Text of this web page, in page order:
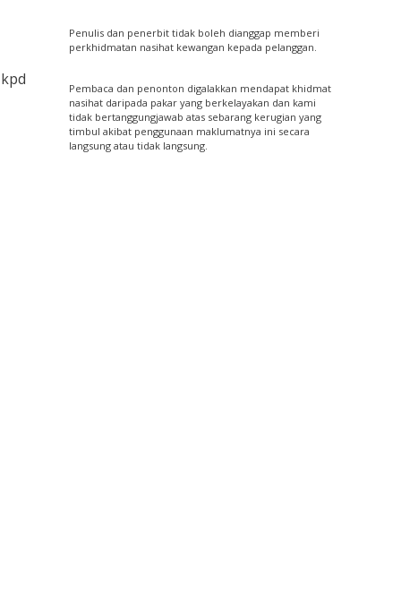
Penulis dan penerbit tidak boleh dianggap memberi
perkhidmatan nasihat kewangan kepada pelanggan.
Pembaca dan penonton digalakkan mendapat khidmat
nasihat daripada pakar yang berkelayakan dan kami
tidak bertanggungjawab atas sebarang kerugian yang
timbul akibat penggunaan maklumatnya ini secara
langsung atau tidak langsung.